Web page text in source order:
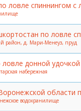
ловле спиннингом с
по ловле
район, д. Мари-Менеуз, пруд
донной удочкой
набережная
области
водохранилище